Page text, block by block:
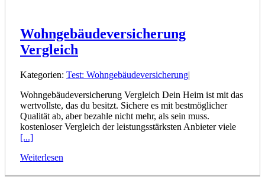
Wohngebäudeversicherung
Vergleich
Kategorien: Test: Wohngebäudeversicherung|
Wohngebäudeversicherung Vergleich Dein Heim ist mit das
wertvollste, das du besitzt. Sichere es mit bestmöglicher
Qualität ab, aber bezahle nicht mehr, als sein muss.
kostenloser Vergleich der leistungsstärksten Anbieter viele
[...]
Weiterlesen